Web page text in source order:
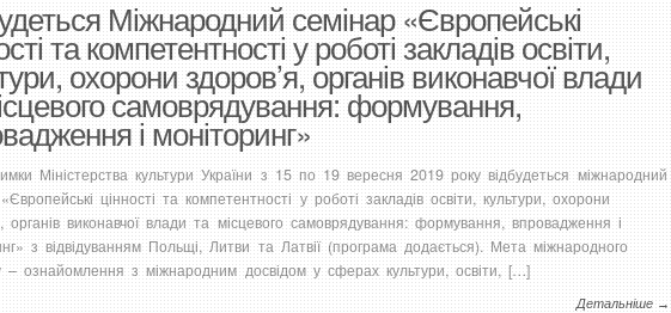
Міжнародний семінар «Європейські
та компетентності у роботі закладів освіти,
охорони здоров’я, органів виконавчої влади
самоврядування: формування,
і моніторинг»
Міністерства культури України з 15 по 19 вересня 2019 року відбудеться міжнародний
цінності та компетентності у роботі закладів освіти, культури, охорони
органів виконавчої влади та місцевого самоврядування: формування, впровадження і
з відвідуванням Польщі, Литви та Латвії (програма додається). Мета міжнародного
– ознайомлення з міжнародним досвідом у сферах культури, освіти, […]
Детальніше →